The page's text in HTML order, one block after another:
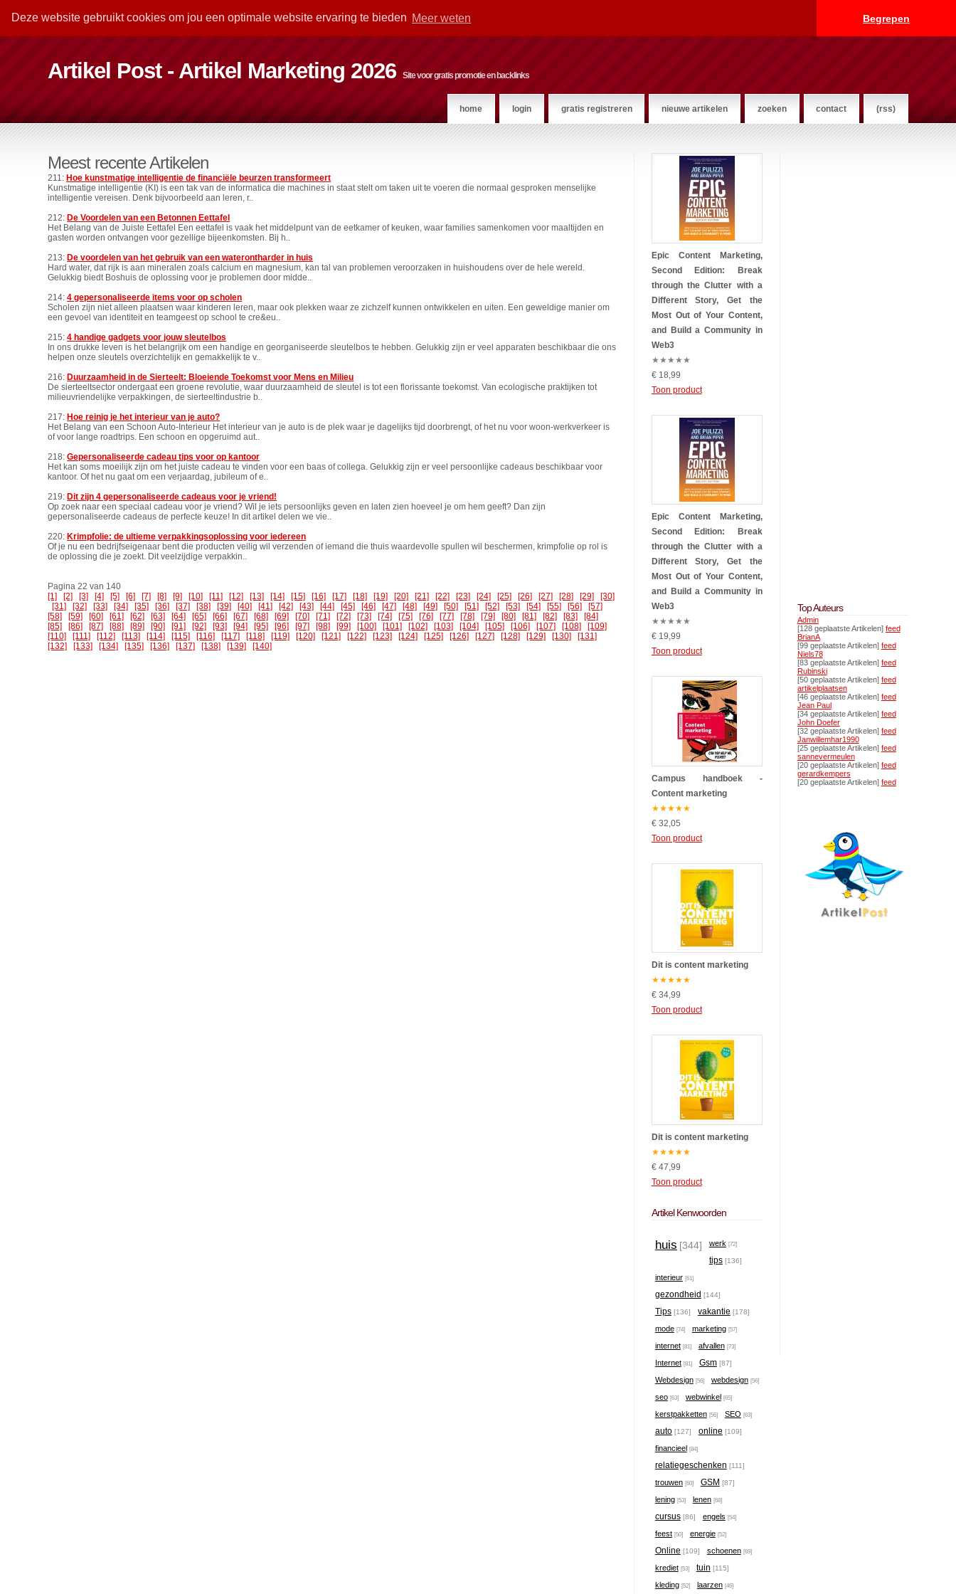
Deze website gebruikt cookies om jou een optimale website ervaring te bieden Meer weten Begrepen
Artikel Post - Artikel Marketing 2026 Site voor gratis promotie en backlinks
home login gratis registreren nieuwe artikelen zoeken contact (rss)
Meest recente Artikelen
211: Hoe kunstmatige intelligentie de financiële beurzen transformeert
Kunstmatige intelligentie (KI) is een tak van de informatica die machines in staat stelt om taken uit te voeren die normaal gesproken menselijke
intelligentie vereisen. Denk bijvoorbeeld aan leren, r..
212: De Voordelen van een Betonnen Eettafel
Het Belang van de Juiste Eettafel Een eettafel is vaak het middelpunt van de eetkamer of keuken, waar families samenkomen voor maaltijden en
gasten worden ontvangen voor gezellige bijeenkomsten. Bij h..
213: De voordelen van het gebruik van een waterontharder in huis
Hard water, dat rijk is aan mineralen zoals calcium en magnesium, kan tal van problemen veroorzaken in huishoudens over de hele wereld.
Gelukkig biedt Boshuis de oplossing voor je problemen door midde..
214:4 gepersonaliseerde items voor op scholen
Scholen zijn niet alleen plaatsen waar kinderen leren, maar ook plekken waar ze zichzelf kunnen ontwikkelen en uiten. Een geweldige manier om
een gevoel van identiteit en teamgeest op school te cre&eu..
215:4 handige gadgets voor jouw sleutelbos
In ons drukke leven is het belangrijk om een handige en georganiseerde sleutelbos te hebben. Gelukkig zijn er veel apparaten beschikbaar die ons
helpen onze sleutels overzichtelijk en gemakkelijk te v..
216: Duurzaamheid in de Sierteelt: Bloeiende Toekomst voor Mens en Milieu
De sierteeltsector ondergaat een groene revolutie, waar duurzaamheid de sleutel is tot een florissante toekomst. Van ecologische praktijken tot
milieuvriendelijke verpakkingen, de sierteeltindustrie b..
217: Hoe reinig je het interieur van je auto?
Het Belang van een Schoon Auto-Interieur Het interieur van je auto is de plek waar je dagelijks tijd doorbrengt, of het nu voor woon-werkverkeer is
of voor lange roadtrips. Een schoon en opgeruimd aut..
218:Gepersonaliseerde cadeau tips voor op kantoor
Het kan soms moeilijk zijn om het juiste cadeau te vinden voor een baas of collega. Gelukkig zijn er veel persoonlijke cadeaus beschikbaar voor
kantoor. Of het nu gaat om een verjaardag, jubileum of e..
219: Dit zijn 4 gepersonaliseerde cadeaus voor je vriend!
Op zoek naar een speciaal cadeau voor je vriend? Wil je iets persoonlijks geven en laten zien hoeveel je om hem geeft? Dan zijn
gepersonaliseerde cadeaus de perfecte keuze! In dit artikel delen we vie..
220: Krimpfolie: de ultieme verpakkingsoplossing voor iedereen
Of je nu een bedrijfseigenaar bent die producten veilig wil verzenden of iemand die thuis waardevolle spullen wil beschermen, krimpfolie op rol is
de oplossing die je zoekt. Dit veelzijdige verpakkin..
Pagina 22 van 140
[1]
[2] [3] [4] [5] [6] [7] [8] [9] [10] [11] [12] [13] [14] [15] [16] [17] [18] [19] [20] [21] [22] [23] [24] [25] [26] [27] [28] [29]
[30]
[31]
[32] [33] [34] [35] [36] [37] [38] [39] [40] [41] [42] [43] [44] [45] [46] [47] [48] [49] [50] [51] [52] [53] [54] [55] [56]
[57]
[58]
[59] [60] [61] [62] [63] [64] [65] [66] [67] [68] [69] [70] [71] [72] [73] [74] [75] [76] [77] [78] [79] [80] [81] [82] [83]
[84]
[85]
[86] [87] [88] [89] [90] [91] [92] [93] [94] [95] [96] [97] [98] [99] [100] [101] [102] [103] [104] [105] [106] [107] [108]
[109]
[110]
[111] [112] [113] [114] [115] [116] [117] [118] [119] [120] [121] [122] [123] [124] [125] [126] [127] [128] [129] [130]
[131]
[132]
[133] [134] [135] [136] [137] [138] [139] [140]
Epic Content Marketing,
Second Edition: Break
through the Clutter with a
Different Story, Get the
Most Out of Your Content,
and Build a Community in
Web3
★★★★★
€ 18,99
Toon product
Epic Content Marketing,
Second Edition: Break
through the Clutter with a
Different Story, Get the
Most Out of Your Content,
and Build a Community in
Web3
★★★★★
€ 19,99
Toon product
Campus handboek -
Content marketing
★★★★★
€ 32,05
Toon product
Dit is content marketing
★★★★★
€ 34,99
Toon product
Dit is content marketing
★★★★★
€ 47,99
Toon product
Artikel Kenwoorden
huis [344] werk [72]
tips [136]
interieur [61]
gezondheid [144]
Tips [136] vakantie [178]
mode [74] marketing [57]
internet [81] afvallen [73]
Internet [81] Gsm [87]
Webdesign [56] webdesign [56]
seo [63] webwinkel [65]
kerstpakketten [56] SEO [63]
auto [127] online [109]
financieel [84]
relatiegeschenken [111]
trouwen [60] GSM [87]
lening [53] lenen [68]
cursus [86] engels [54]
feest [50] energie [52]
Online [109] schoenen [69]
krediet [53] tuin [115]
kleding [52] laarzen [46]
Top Auteurs
Admin
[128 geplaatste Artikelen] feed
BrianA
[99 geplaatste Artikelen] feed
Niels78
[83 geplaatste Artikelen] feed
Rubinski
[50 geplaatste Artikelen] feed
artikelplaatsen
[46 geplaatste Artikelen] feed
Jean Paul
[34 geplaatste Artikelen] feed
John Doefer
[32 geplaatste Artikelen] feed
Janwillemhar1990
[25 geplaatste Artikelen] feed
sannevermeulen
[20 geplaatste Artikelen] feed
gerardkempers
[20 geplaatste Artikelen] feed